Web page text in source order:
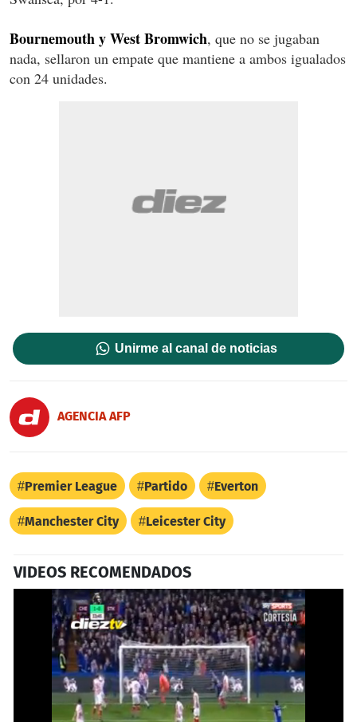
Bournemouth y West Bromwich, que no se jugaban
nada, sellaron un empate que mantiene a ambos igualados
con 24 unidades.
Unirme al canal de noticias
AGENCIA AFP
Premier League Partido Everton
Manchester City Leicester City
VIDEOS RECOMENDADOS